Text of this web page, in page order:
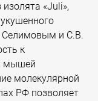
«Juli»,
и С.В.
к
мышей
молекулярной
РФ позволяет